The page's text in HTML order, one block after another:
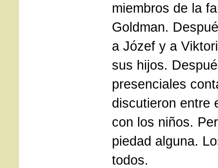
miembros de la
Goldman.
a Józef y a
sus hijos.
presenciales
discutieron entre
con los niños.
piedad alguna.
todos.